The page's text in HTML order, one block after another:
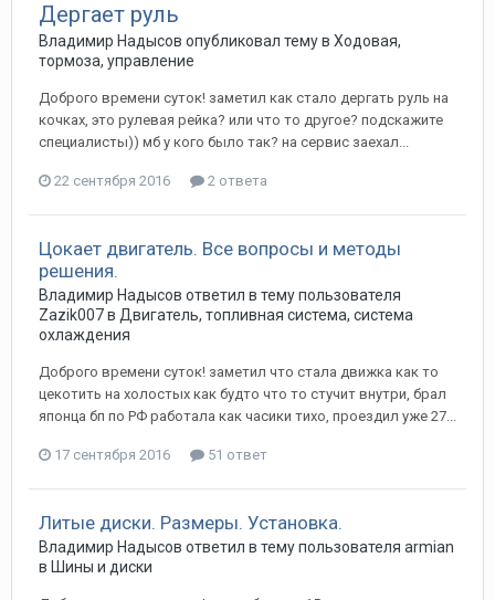
Дергает руль
Владимир Надысов опубликовал тему в Ходовая,
тормоза, управление
Доброго времени суток! заметил как стало дергать руль на
кочках, это рулевая рейка? или что то другое? подскажите
специалисты)) мб у кого было так? на сервис заехал...
22 сентября 2016 2 ответа
Цокает двигатель. Все вопросы и методы
решения.
Владимир Надысов ответил в тему пользователя
Zazik007в Двигатель, топливная система, система
охлаждения
Доброго времени суток! заметил что стала движка как то
цекотить на холостых как будто что то стучит внутри, брал
японца бп по РФ работала как часики тихо, проездил уже 27...
17 сентября 2016 51 ответ
Литые диски. Размеры. Установка.
Владимир Надысов ответил в тему пользователя armian
в Шины и диски